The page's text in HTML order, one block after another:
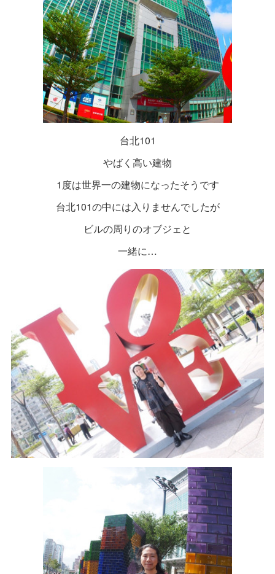
台北101
やばく高い建物
1度は世界一の建物になったそうです
台北101の中には入りませんでしたが
ビルの周りのオブジェと
一緒に…